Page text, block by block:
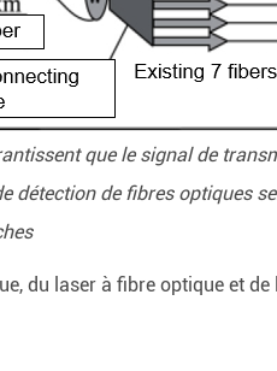
que le signal de
détection de fibres optiques
du laser à fibre optique et